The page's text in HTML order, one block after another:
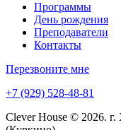
Программы
День рождения
Преподаватели
Контакты
Перезвоните мне
+7 (929) 528-48-81
Clever House © 2026.